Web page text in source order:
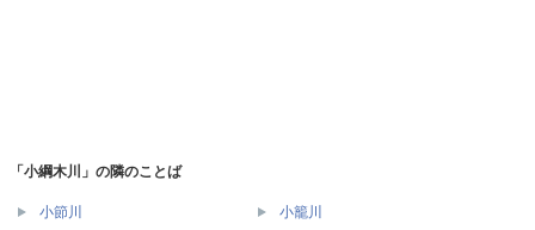
「小綱木川」の隣のことば
小節川 小籠川